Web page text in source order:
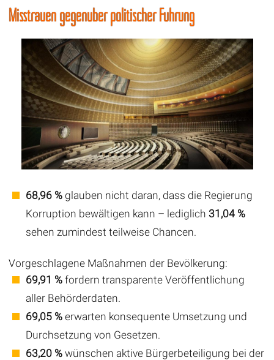
Misstrauen gegenüber politischer Führung
68,96 %glauben nicht daran, dass die Regierung
Korruption bewältigen kann – lediglich 31,04 %
sehen zumindest teilweise Chancen.
Vorgeschlagene Maßnahmen der Bevölkerung:
69,91 %fordern transparente Veröffentlichung
aller Behörderdaten.
69,05 %erwarten konsequente Umsetzung und
Durchsetzung von Gesetzen.
63,20 %wünschen aktive Bürgerbeteiligung bei der